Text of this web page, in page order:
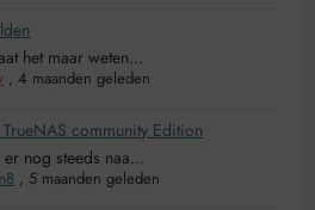
het maar weten...
, 4 maanden geleden
community Edition
nog steeds naa...
, 5 maanden geleden